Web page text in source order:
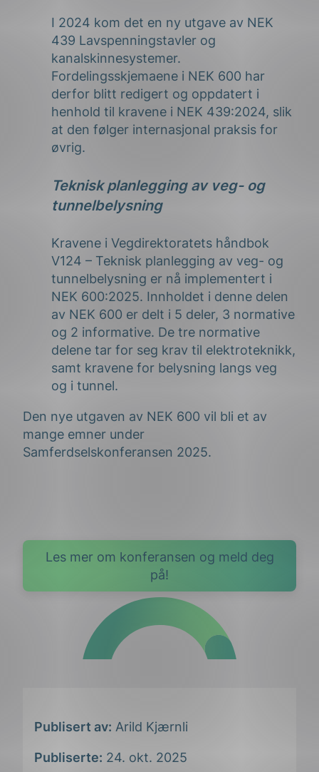
I 2024 kom det en ny utgave av NEK
439 Lavspenningstavler og
kanalskinnesystemer.
Fordelingsskjemaene i NEK 600 har
derfor blitt redigert og oppdatert i
henhold til kravene i NEK 439:2024, slik
at den følger internasjonal praksis for
øvrig.
Teknisk planlegging av veg- og
tunnelbelysning
Kravene i Vegdirektoratets håndbok
V124 – Teknisk planlegging av veg- og
tunnelbelysning er nå implementert i
NEK 600:2025. Innholdet i denne delen
av NEK 600 er delt i 5 deler, 3 normative
og 2 informative. De tre normative
delene tar for seg krav til elektroteknikk,
samt kravene for belysning langs veg
og i tunnel.
Den nye utgaven av NEK 600 vil bli et av
mange emner under
Samferdselskonferansen 2025.
Les mer om konferansen og meld deg
på!
Publisert av: Arild Kjærnli
Publiserte: 24. okt. 2025